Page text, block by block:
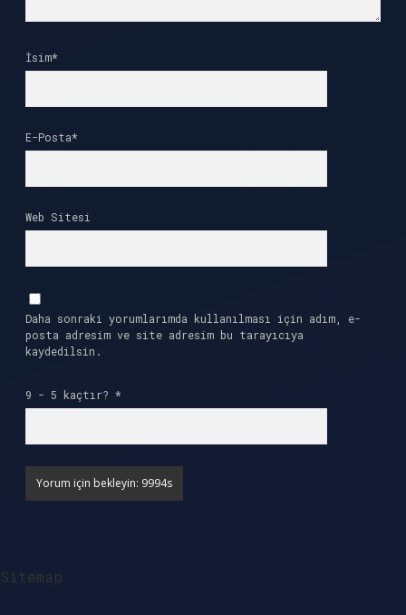
İsim*
E-Posta*
Web Sitesi
Daha sonraki yorumlarımda kullanılması için adım, e-
posta adresim ve site adresim bu tarayıcıya
kaydedilsin.
9 - 5 kaçtır? *
Sitemap